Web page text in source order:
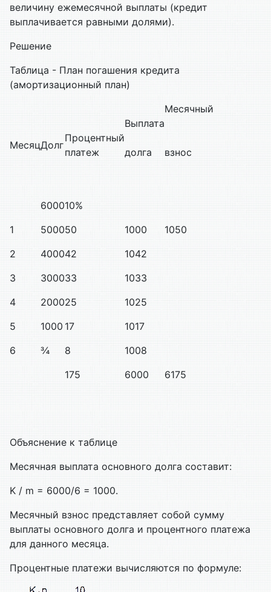
величину ежемесячной выплаты (кредит
выплачивается равными долями).
Решение
Таблица - План погашения кредита
(амортизационный план)
МесяцДолг
Процентный
платеж
Выплата
долга
Месячный
взнос
600010%
1
500050 1000
1050
2
400042
1042
3
300033
1033
4
200025
1025
5
1000 17
1017
6
¾ 8
1008
175
6000 6175
Объяснение к таблице
Месячная выплата основного долга составит:
K / m = 6000/6 = 1000.
Месячный взнос представляет собой сумму
выплаты основного долга и процентного платежа
для данного месяца.
Процентные платежи вычисляются по формуле: